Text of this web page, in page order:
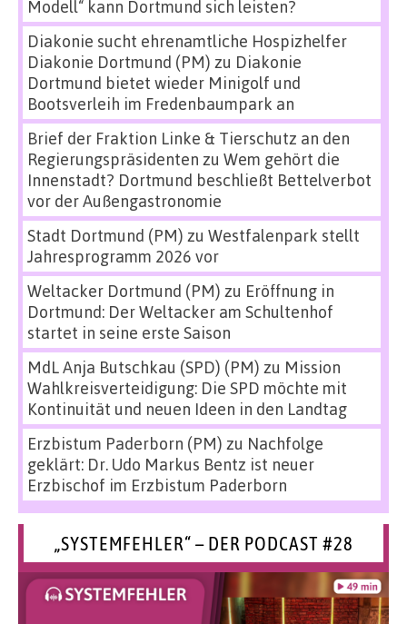
Modell“ kann Dortmund sich leisten?
Diakonie sucht ehrenamtliche Hospizhelfer
Diakonie Dortmund (PM) zu Diakonie
Dortmund bietet wieder Minigolf und
Bootsverleih im Fredenbaumpark an
Brief der Fraktion Linke & Tierschutz an den
Regierungspräsidenten zu Wem gehört die
Innenstadt? Dortmund beschließt Bettelverbot
vor der Außengastronomie
Stadt Dortmund (PM) zu Westfalenpark stellt
Jahresprogramm 2026 vor
Weltacker Dortmund (PM) zu Eröffnung in
Dortmund: Der Weltacker am Schultenhof
startet in seine erste Saison
MdL Anja Butschkau (SPD) (PM) zu Mission
Wahlkreisverteidigung: Die SPD möchte mit
Kontinuität und neuen Ideen in den Landtag
Erzbistum Paderborn (PM) zu Nachfolge
geklärt: Dr. Udo Markus Bentz ist neuer
Erzbischof im Erzbistum Paderborn
„SYSTEMFEHLER“ – DER PODCAST #28